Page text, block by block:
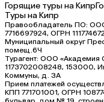
Горящие туры на Кипр
Туры на Кипр
Правообладатель ПО:
7716697924, ОГРН
Муниципальный округ
помещ.6Ч
Турагент: ООО
1173702008248, 153000,
Коммуны, д. ЗА
Прием платежей
КПП 771701001, ОГРН